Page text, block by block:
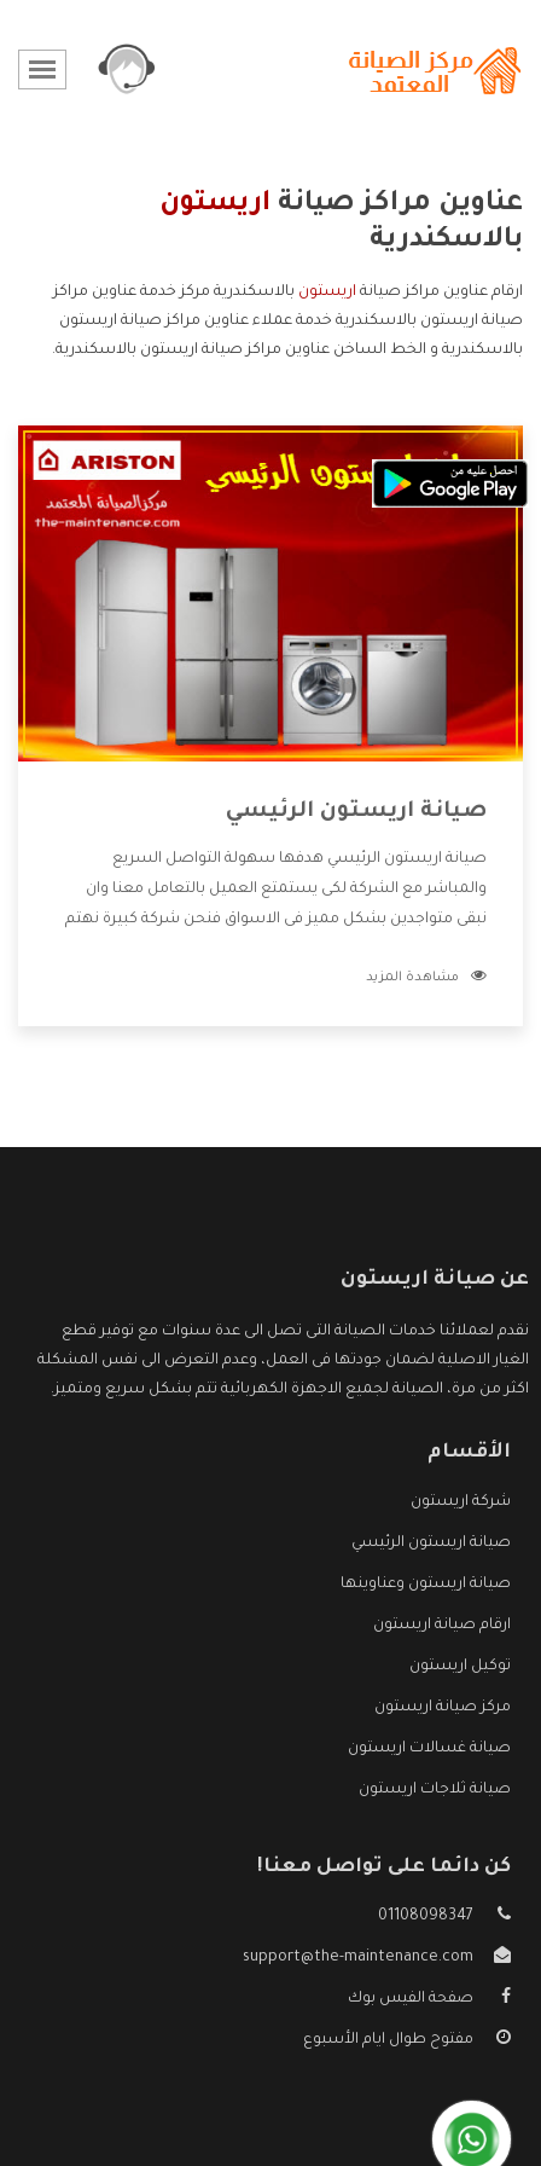
عناوين مراكز صيانة اريستون
بالاسكندرية
ارقام عناوين مراكز صيانة اريستون بالاسكندرية مركز خدمة عناوين مراكز
صيانة اريستون بالاسكندرية خدمة عملاء عناوين مراكز صيانة اريستون
بالاسكندرية و الخط الساخن عناوين مراكز صيانة اريستون بالاسكندرية.
صيانة اريستون الرئيسي
صيانة اريستون الرئيسي هدفها سهولة التواصل السريع
والمباشر مع الشركة لكى يستمتع العميل بالتعامل معنا وان
نبقى متواجدين بشكل مميز فى الاسواق فنحن شركة كبيرة نهتم
الشركة بها والتى تكون منها خدمة الصيانة التى تكون من أهم
مشاهدة المزيد
عن صيانة اريستون
نقدم لعملائنا خدمات الصيانة التى تصل الى عدة سنوات مع توفير قطع
الغيار الاصلية لضمان جودتها فى العمل، وعدم التعرض الى نفس المشكلة
اكثر من مرة، الصيانة لجميع الاجهزة الكهربائية تتم بشكل سريع ومتميز.
الأقسام
شركة اريستون
صيانة اريستون الرئيسي
صيانة اريستون وعناوينها
ارقام صيانة اريستون
توكيل اريستون
مركز صيانة اريستون
صيانة غسالات اريستون
صيانة ثلاجات اريستون
كن دائما على تواصل معنا!
01108098347
support@the-maintenance.com
صفحة الفيس بوك
مفتوح طوال ايام الأسبوع